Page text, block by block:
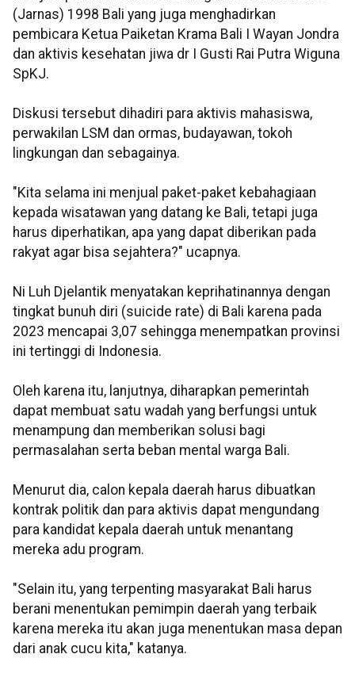
(Jarnas) 1998 Bali yang juga menghadirkan
pembicara Ketua Paiketan Krama Bali I Wayan Jondra
dan aktivis kesehatan jiwa dr I Gusti Rai Putra Wiguna
SpKJ.
Diskusi tersebut dihadiri para aktivis mahasiswa,
perwakilan LSM dan ormas, budayawan, tokoh
lingkungan dan sebagainya.
"Kita selama ini menjual paket-paket kebahagiaan
kepada wisatawan yang datang ke Bali, tetapi juga
harus diperhatikan, apa yang dapat diberikan pada
rakyat agar bisa sejahtera?" ucapnya.
Ni Luh Djelantik menyatakan keprihatinannya dengan
tingkat bunuh diri (suicide rate) di Bali karena pada
2023 mencapai 3,07 sehingga menempatkan provinsi
ini tertinggi di Indonesia.
Oleh karena itu, lanjutnya, diharapkan pemerintah
dapat membuat satu wadah yang berfungsi untuk
menampung dan memberikan solusi bagi
permasalahan serta beban mental warga Bali.
Menurut dia, calon kepala daerah harus dibuatkan
kontrak politik dan para aktivis dapat mengundang
para kandidat kepala daerah untuk menantang
mereka adu program.
"Selain itu, yang terpenting masyarakat Bali harus
berani menentukan pemimpin daerah yang terbaik
karena mereka itu akan juga menentukan masa depan
dari anak cucu kita," katanya.